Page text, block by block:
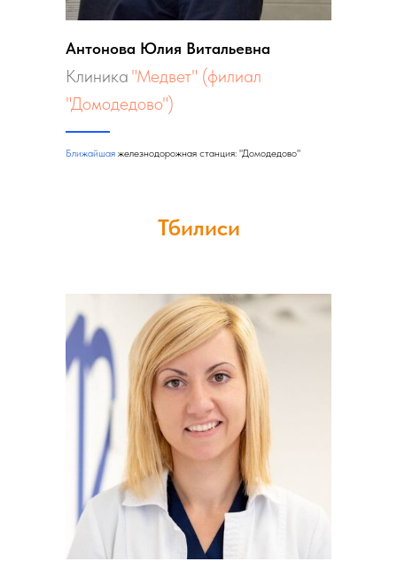
Антонова Юлия Витальевна
Клиника "Медвет" (филиал
"Домодедово")
Ближайшая железнодорожная станция: "Домодедово"
Тбилиси